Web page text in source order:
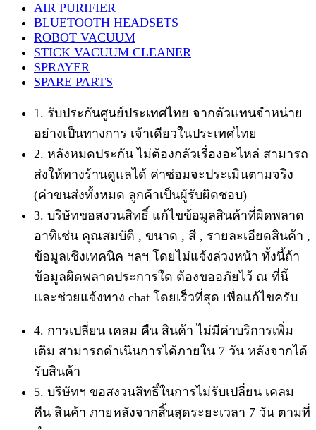
AIR PURIFIER
BLUETOOTH HEADSETS
ROBOT VACUUM
STICK VACUUM CLEANER
SPRAYER
SPARE PARTS
1. รับประกันศูนย์ประเทศไทย จากตัวแทนจำหน่าย
อย่างเป็นทางการ เจ้าเดียวในประเทศไทย
2. หลังหมดประกัน ไม่ต้องกลัวเรื่องอะไหล่ สามารถ
ส่งให้ทางร้านดูแลได้ ค่าซ่อมจะประเมินตามจริง
(ค่าขนส่งทั้งหมด ลูกค้าเป็นผู้รับผิดชอบ)
3. บริษัทขอสงวนสิทธิ์ แก้ไขข้อมูลสินค้าที่ผิดพลาด
อาทิเช่น คุณสมบัติ , ขนาด , สี , รายละเอียดสินค้า ,
ข้อมูลเชิงเทคนิค ฯลฯ โดยไม่แจ้งล่วงหน้า ทั้งนี้ถ้า
ข้อมูลผิดพลาดประการใด ต้องขออภัยไว้ ณ ที่นี้
และช่วยแจ้งทาง chat โดยเร็วที่สุด เพื่อแก้ไขครับ
4. การเปลี่ยน เคลม คืน สินค้า ไม่มีค่าบริการเพิ่ม
เติม สามารถดำเนินการได้ภายใน 7 วัน หลังจากได้
รับสินค้า
5. บริษัทฯ ขอสงวนสิทธิ์ในการไม่รับเปลี่ยน เคลม
คืน สินค้า ภายหลังจากสิ้นสุดระยะเวลา 7 วัน ตามที่